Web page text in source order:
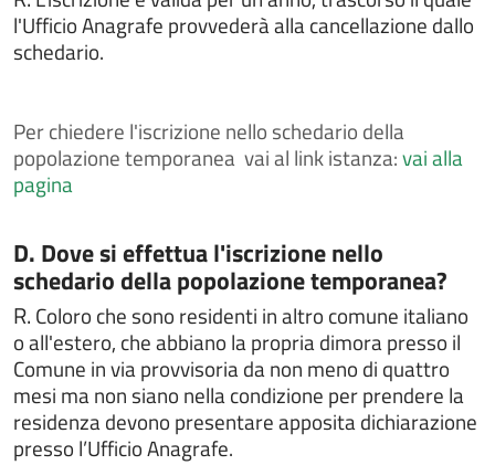
Chiedere il rilascio del passaporto
Chiedere il rilascio della tessera elettorale
Chiedere il rilascio di certificati ed estratti di atti di
stato civile
Chiedere il rilascio di certificati ed estratti di leva
militare
Chiedere il rilascio di certificato di iscrizione alle liste
elettorali
Chiedere il rilascio di copia integrale di atti di stato
civile
Chiedere il rilascio o il rinnovo della carta d'identità
elettronica
Chiedere il voto assistito
Chiedere l'assegnazione del numero civico
l'Ufficio Anagrafe provvederà alla cancellazione dallo
schedario.
Perchiedere l'iscrizione nello schedario della
popolazione temporanea vai al link istanza:vai alla
pagina
Categoria:
D. Dove si effettua l'iscrizione nello
schedario della popolazione temporanea?
R. Coloro che sono residenti in altro comune italiano
o all'estero, che abbiano la propria dimora presso il
Comune in via provvisoria da non meno di quattro
mesi ma non siano nella condizione per prendere la
residenza devono presentare apposita dichiarazione
presso l’Ufficio Anagrafe.